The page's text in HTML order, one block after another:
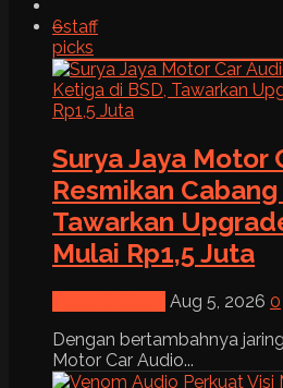
6staff
picks
Surya Jaya Motor
Resmikan
Tawarkan
Mulai Rp1,5 Juta
Aug 5, 2026 0
Dengan bertambahnya
Motor Car Audio...